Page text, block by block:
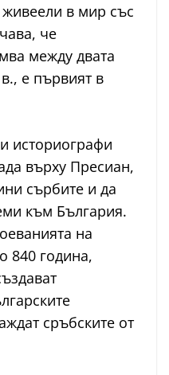
в мир със
че
между двата
е първият в
историографи
върху Пресиан,
сърбите и да
към България.
на
840 година,
сръбските от